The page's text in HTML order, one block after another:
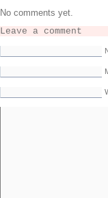
No comments yet.
Leave a comment